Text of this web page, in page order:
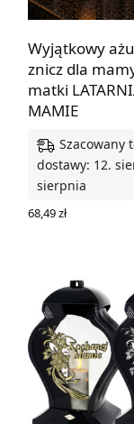
Wyjątkowy
znicz dla
matki
MAMIE
Szacowany
dostawy: 12.
sierpnia
68,49zł